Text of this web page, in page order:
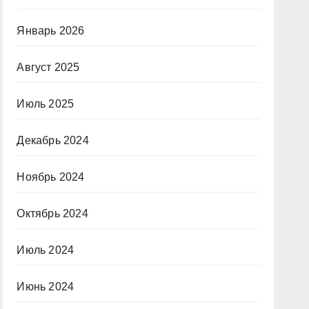
Январь 2026
Август 2025
Июль 2025
Декабрь 2024
Ноябрь 2024
Октябрь 2024
Июль 2024
Июнь 2024